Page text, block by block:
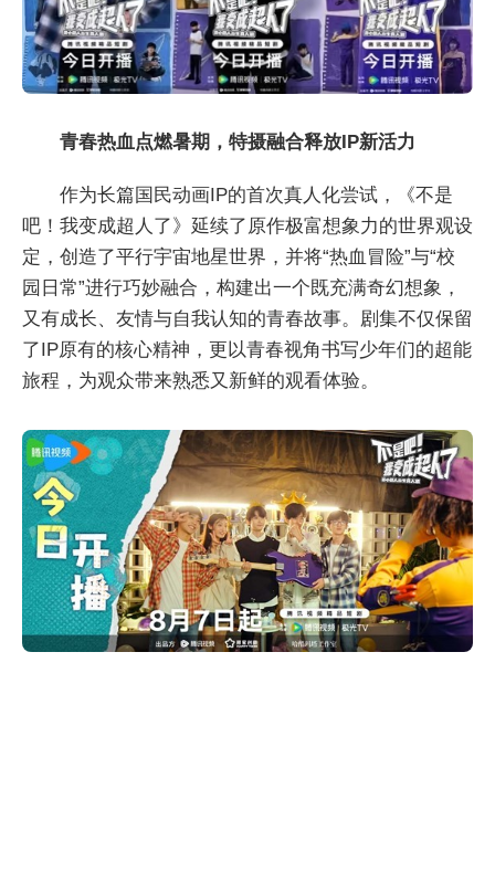
青春热血点燃暑期，特摄融合释放IP新活力
作为长篇国民动画IP的首次真人化尝试，《不是
吧！我变成超人了》延续了原作极富想象力的世界观设
定，创造了平行宇宙地星世界，并将“热血冒险”与“校
园日常”进行巧妙融合，构建出一个既充满奇幻想象，
又有成长、友情与自我认知的青春故事。剧集不仅保留
了IP原有的核心精神，更以青春视角书写少年们的超能
旅程，为观众带来熟悉又新鲜的观看体验。